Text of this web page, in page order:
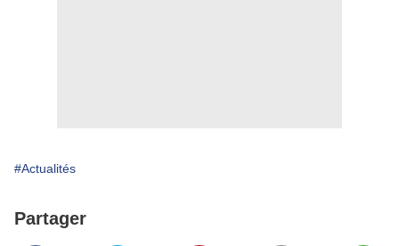
#Actualités
Partager